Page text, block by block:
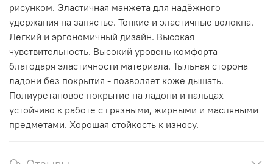
рисунком. Эластичная манжета для надёжного
удержания на запястье. Тонкие и эластичные волокна.
Легкий и эргономичный дизайн. Высокая
чувствительность. Высокий уровень комфорта
благодаря эластичности материала. Тыльная сторона
ладони без покрытия - позволяет коже дышать.
Полиуретановое покрытие на ладони и пальцах
устойчиво к работе с грязными, жирными и масляными
предметами. Хорошая стойкость к износу.